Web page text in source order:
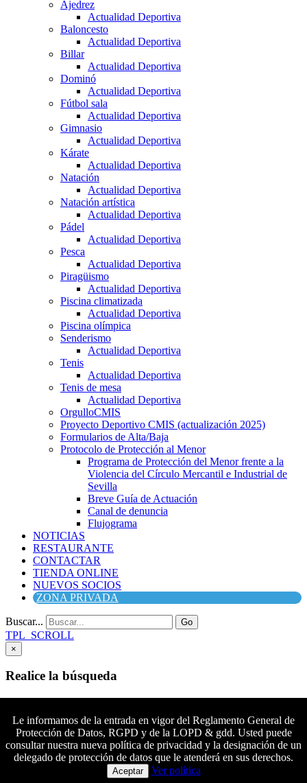
Ajedrez
Actualidad Deportiva
Baloncesto
Actualidad Deportiva
Billar
Actualidad Deportiva
Dominó
Actualidad Deportiva
Fútbol sala
Actualidad Deportiva
Gimnasio
Actualidad Deportiva
Kárate
Actualidad Deportiva
Natación
Actualidad Deportiva
Natación artística
Actualidad Deportiva
Pádel
Actualidad Deportiva
Pesca
Actualidad Deportiva
Piragüismo
Actualidad Deportiva
Piscina climatizada
Actualidad Deportiva
Piscina olímpica
Senderismo
Actualidad Deportiva
Tenis
Actualidad Deportiva
Tenis de mesa
Actualidad Deportiva
OrgulloCMIS
Proyecto Deportivo CMIS (actualización 2025)
Formularios de Alta/Baja
Protocolo de Protección al Menor
Programa de Protección del Menor frente a la
Violencia del Círculo Mercantil e Industrial de
Sevilla
Breve Guía de Actuación
Canal de denuncia
Flujograma
NOTICIAS
RESTAURANTE
CONTACTAR
TIENDA ONLINE
NUEVOS SOCIOS
ZONA PRIVADA
Buscar... Go
TPL_SCROLL
×
Realice la búsqueda
Buscar
Síguenos en Facebook
Síguenos en Twitter
Síguenos en YouTube
Síguenos en instagram
Colaboradores principales
Le informamos de la entrada en vigor del Reglamento General de
Protección de Datos, RGPD y de la LOPD & gdd. Usted puede
consultar nuestra nueva política de privacidad y la designación de un
delegado de protección de datos que le atenderá en sus derechos.
Aceptar Ver política